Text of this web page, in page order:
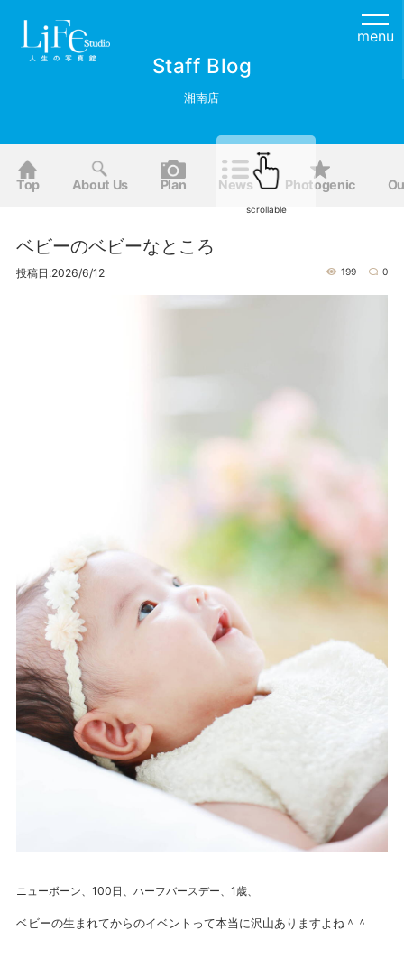
menu
Staff Blog
湘南店
Top About Us Plan News Photogenic
ベビーのベビーなところ
投稿日:2026/6/12 199 0
ニューボーン、100日、ハーフバースデー、1歳、
ベビーの生まれてからのイベントって本当に沢山ありますよね＾＾